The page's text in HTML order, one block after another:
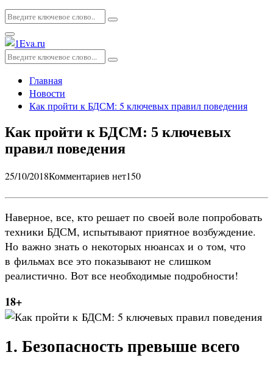
Искать:
Поиск
Основное
меню
Искать:
Поиск
Главная
Новости
Как пройти к БДСМ: 5 ключевых правил поведения
Как пройти к БДСМ: 5 ключевых
правил поведения
25/10/2018Комментариев нет150
Наверное, все, кто решает по своей воле попробовать
техники БДСМ, испытывают приятное возбуждение.
Но важно знать о некоторых нюансах и о том, что
в фильмах все это показывают не слишком
реалистично. Вот все необходимые подробности!
18+
1. Безопасность превыше всего